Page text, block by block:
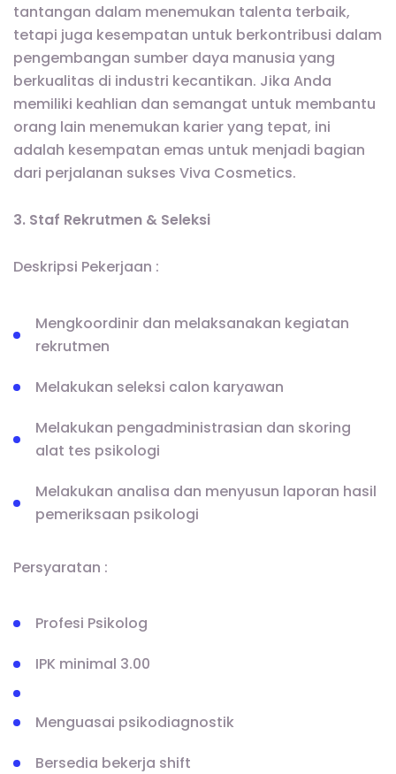
tantangan dalam menemukan talenta terbaik,
tetapi juga kesempatan untuk berkontribusi dalam
pengembangan sumber daya manusia yang
berkualitas di industri kecantikan. Jika Anda
memiliki keahlian dan semangat untuk membantu
orang lain menemukan karier yang tepat, ini
adalah kesempatan emas untuk menjadi bagian
dari perjalanan sukses Viva Cosmetics.
3. Staf Rekrutmen & Seleksi
Deskripsi Pekerjaan :
Mengkoordinir dan melaksanakan kegiatan
rekrutmen
Melakukan seleksi calon karyawan
Melakukan pengadministrasian dan skoring
alat tes psikologi
Melakukan analisa dan menyusun laporan hasil
pemeriksaan psikologi
Persyaratan :
Profesi Psikolog
IPK minimal 3.00
Menguasai psikodiagnostik
Bersedia bekerja shift